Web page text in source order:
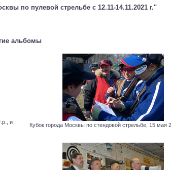
по пулевой стрельбе с 12.11-14.11.2021 г."
альбомы
и
Кубок города Москвы по стендовой стрельбе, 15 мая